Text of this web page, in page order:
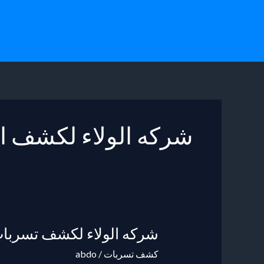
شركه الولاء لكشف
شركه الولاء لكشف
كشف تسربات /
abdo
شركه
الولاء
لكشف